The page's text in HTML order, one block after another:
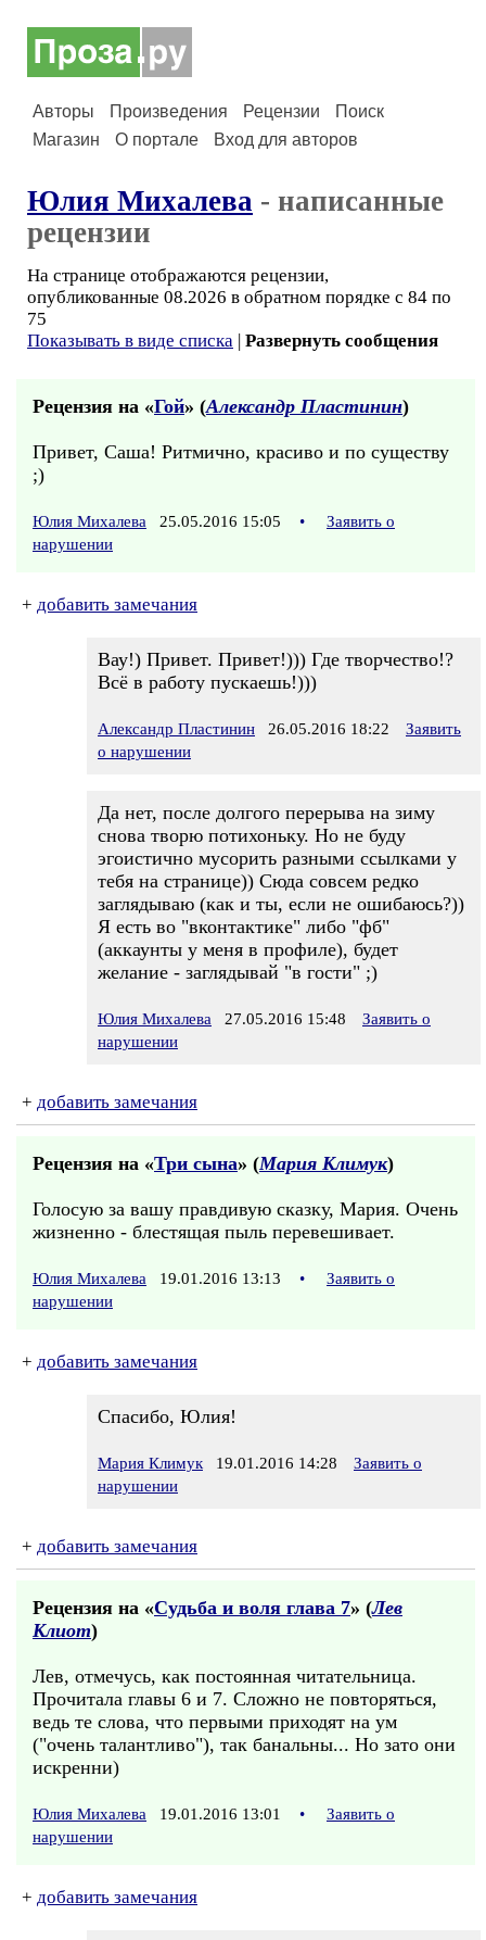
Авторы Произведения Рецензии
Поиск
Магазин
О портале Вход для авторов
Юлия Михалева - написанные
рецензии
На странице отображаются рецензии,
опубликованные 08.2026 в обратном порядке с 84 по
75
Показывать в виде списка | Развернуть сообщения
Рецензия на «Гой» (Александр Пластинин)
Привет, Саша! Ритмично, красиво и по существу
;)
Юлия Михалева 25.05.2016 15:05 •
Заявить о
нарушении
+ добавить замечания
Вау!) Привет. Привет!))) Где творчество!?
Всё в работу пускаешь!)))
Александр Пластинин 26.05.2016 18:22
Заявить
о нарушении
Да нет, после долгого перерыва на зиму
снова творю потихоньку. Но не буду
эгоистично мусорить разными ссылками у
тебя на странице)) Сюда совсем редко
заглядываю (как и ты, если не ошибаюсь?))
Я есть во "вконтактике" либо "фб"
(аккаунты у меня в профиле), будет
желание - заглядывай "в гости" ;)
Юлия Михалева 27.05.2016 15:48
Заявить о
нарушении
+ добавить замечания
Рецензия на «Три сына» (Мария Климук)
Голосую за вашу правдивую сказку, Мария. Очень
жизненно - блестящая пыль перевешивает.
Юлия Михалева 19.01.2016 13:13 •
Заявить о
нарушении
+ добавить замечания
Спасибо, Юлия!
Мария Климук 19.01.2016 14:28
Заявить о
нарушении
+ добавить замечания
Рецензия на «Судьба и воля глава 7» (Лев
Клиот)
Лев, отмечусь, как постоянная читательница.
Прочитала главы 6 и 7. Сложно не повторяться,
ведь те слова, что первыми приходят на ум
("очень талантливо"), так банальны... Но зато они
искренни)
Юлия Михалева 19.01.2016 13:01 •
Заявить о
нарушении
+ добавить замечания